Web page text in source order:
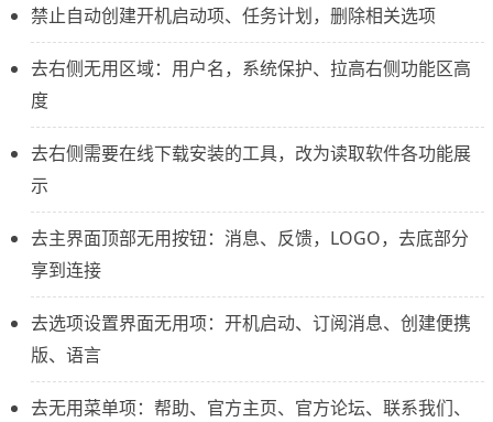
禁止自动创建开机启动项、任务计划，删除相关选项
去右侧无用区域：用户名，系统保护、拉高右侧功能区高
度
去右侧需要在线下载安装的工具，改为读取软件各功能展
示
去主界面顶部无用按钮：消息、反馈，LOGO，去底部分
享到连接
去选项设置界面无用项：开机启动、订阅消息、创建便携
版、语言
去无用菜单项：帮助、官方主页、官方论坛、联系我们、